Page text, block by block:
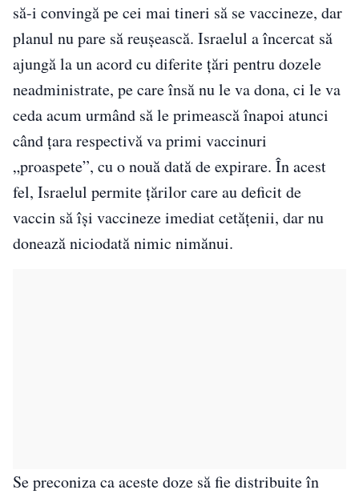
să-i convingă pe cei mai tineri să se vaccineze, dar
planul nu pare să reuşească. Israelul a încercat să
ajungă la un acord cu diferite țări pentru dozele
neadministrate, pe care însă nu le va dona, ci le va
ceda acum urmând să le primească înapoi atunci
când țara respectivă va primi vaccinuri
„proaspete”, cu o nouă dată de expirare. În acest
fel, Israelul permite țărilor care au deficit de
vaccin să își vaccineze imediat cetățenii, dar nu
donează niciodată nimic nimănui.
Se preconiza ca aceste doze să fie distribuite în